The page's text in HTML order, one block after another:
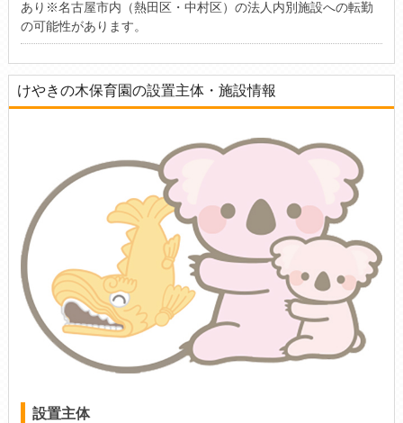
あり※名古屋市内（熱田区・中村区）の法人内別施設への転勤
の可能性があります。
けやきの木保育園の設置主体・施設情報
設置主体